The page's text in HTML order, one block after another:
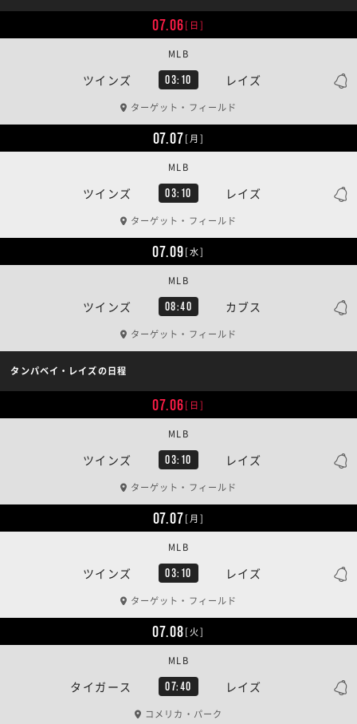
07.06[日]
ツインズ 03:10 レイズ
MLB
ターゲット・フィールド
07.07[月]
ツインズ 03:10 レイズ
MLB
ターゲット・フィールド
07.09[水]
ツインズ 08:40 カブス
MLB
ターゲット・フィールド
タンパベイ・レイズの日程
07.06[日]
ツインズ 03:10 レイズ
MLB
ターゲット・フィールド
07.07[月]
ツインズ 03:10 レイズ
MLB
ターゲット・フィールド
07.08[火]
タイガース 07:40 レイズ
MLB
コメリカ・パーク